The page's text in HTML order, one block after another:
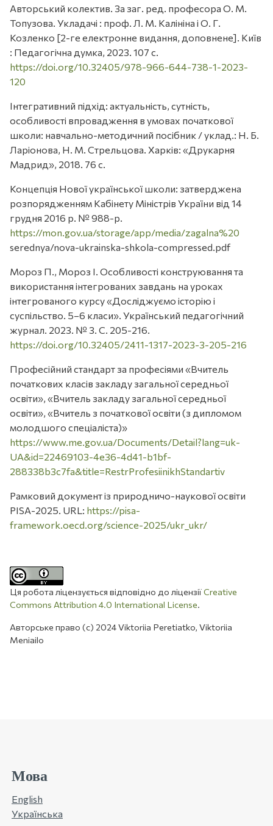
Авторський колектив. За заг. ред. професора О. М.
Топузова. Укладачі : проф. Л. М. Калініна і О. Г.
Козленко [2-ге електронне видання, доповнене]. Київ
: Педагогічна думка, 2023. 107 с.
https://doi.org/10.32405/978-966-644-738-1-2023-
120
Інтегративний підхід: актуальність, сутність,
особливості впровадження в умовах початкової
школи: навчально-методичний посібник / уклад.: Н. Б.
Ларіонова, Н. М. Стрельцова. Харків: «Друкарня
Мадрид», 2018. 76 с.
Концепція Нової української школи: затверджена
розпорядженням Кабінету Міністрів України від 14
грудня 2016 р. № 988-р.
https://mon.gov.ua/storage/app/media/zagalna%20
serednya/nova-ukrainska-shkola-compressed.pdf
Мороз П., Мороз І. Особливості конструювання та
використання інтегрованих завдань на уроках
інтегрованого курсу «Досліджуємо історію і
суспільство. 5–6 класи». Український педагогічний
журнал. 2023. № 3. С. 205-216.
https://doi.org/10.32405/2411-1317-2023-3-205-216
Професійний стандарт за професіями «Вчитель
початкових класів закладу загальної середньої
освіти», «Вчитель закладу загальної середньої
освіти», «Вчитель з початкової освіти (з дипломом
молодшого спеціаліста)»
https://www.me.gov.ua/Documents/Detail?lang=uk-
UA&id=22469103-4e36-4d41-b1bf-
288338b3c7fa&title=RestrProfesiinikhStandartiv
Рамковий документ із природничо-наукової освіти
PISA-2025. URL: https://pisa-
framework.oecd.org/science-2025/ukr_ukr/
Ця робота ліцензується відповідно до ліцензіїCreative
Commons Attribution 4.0 International License.
Авторське право (c) 2024 Viktoriia Peretiatko, Viktoriia
Meniailo
Мова
English
Українська